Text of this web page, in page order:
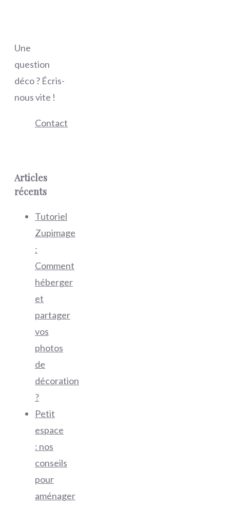
Une
question
déco ? Écris-
nous vite !
Contact
Articles
récents
Tutoriel
Zupimage
:
Comment
héberger
et
partager
vos
photos
de
décoration
?
Petit
espace
: nos
conseils
pour
aménager